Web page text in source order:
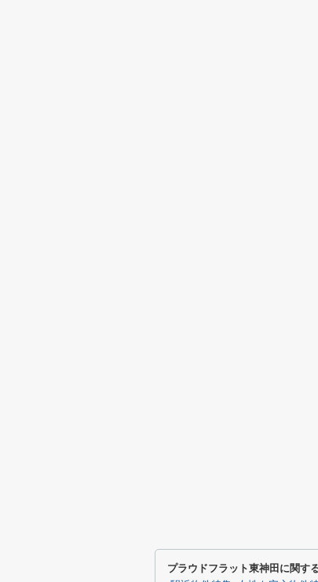
プラウドフラット東神田に関す